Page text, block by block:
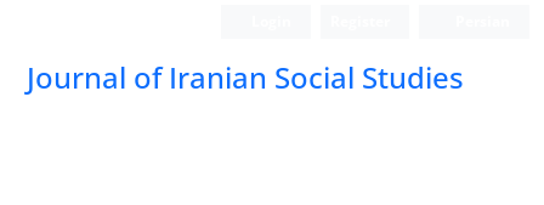
Journal of Iranian Social Studies